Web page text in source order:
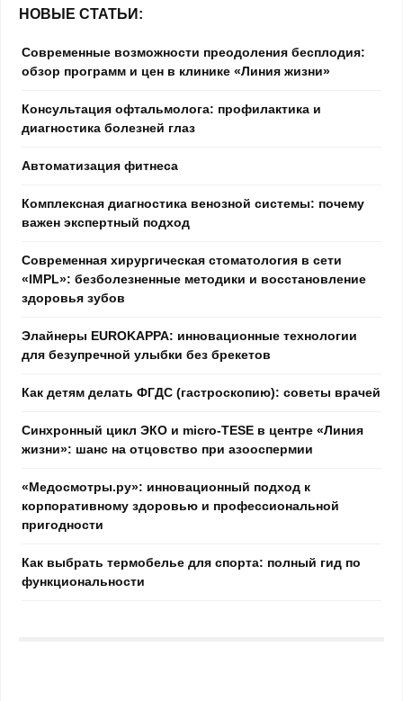
НОВЫЕ СТАТЬИ:
Современные возможности преодоления бесплодия:
обзор программ и цен в клинике «Линия жизни»
Консультация офтальмолога: профилактика и
диагностика болезней глаз
Автоматизация фитнеса
Комплексная диагностика венозной системы: почему
важен экспертный подход
Современная хирургическая стоматология в сети
«IMPL»: безболезненные методики и восстановление
здоровья зубов
Элайнеры EUROKAPPA: инновационные технологии
для безупречной улыбки без брекетов
Как детям делать ФГДС (гастроскопию): советы врачей
Синхронный цикл ЭКО и micro-TESE в центре «Линия
жизни»: шанс на отцовство при азооспермии
«Медосмотры.ру»: инновационный подход к
корпоративному здоровью и профессиональной
пригодности
Как выбрать термобелье для спорта: полный гид по
функциональности